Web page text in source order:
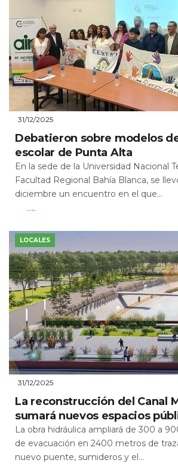
31/12/2025
Debatieron sobre modelos
escolar de Punta Alta
En la sede de la Universidad Nacional
Facultad Regional Bahía Blanca, se
diciembre un encuentro en el que...
Leer Más
LOCALES
31/12/2025
La reconstrucción del Canal
sumará nuevos espacios
La obra hidráulica ampliará de 300 a
de evacuación en 2400 metros de
nuevo puente, sumideros y el...